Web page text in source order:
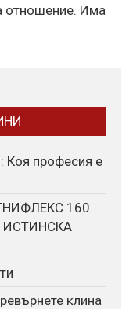
отношение. Има
Коя професия е
160
ИСТИНСКА
клина